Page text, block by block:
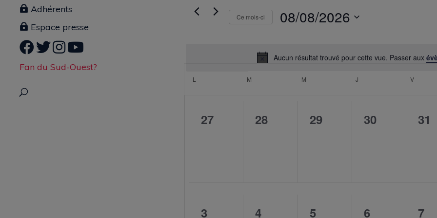
Adhérents
Espace presse
Fan du Sud-Ouest? Notice
Aucun résultat trouvé pour cette vue. Passer aux
vues
Évènements
Évènements
Ce mois-ci 08/08/2026
de
L M M J V
0
27
0
28
0
29
0
30
0
31
0
3
0
4
0
5
0
6
0
7